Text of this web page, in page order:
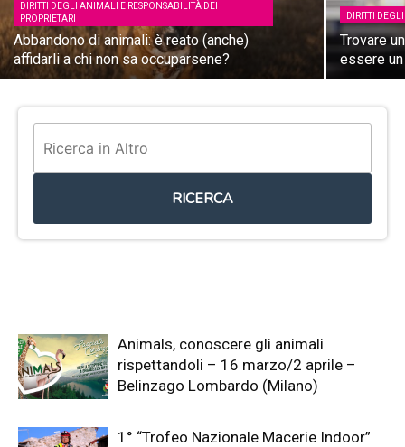
DIRITTI DEGLI ANIMALI E RESPONSABILITÀ DEI
PROPRIETARI
Abbandono di animali: è reato (anche)
affidarli a chi non sa occuparsene?
DIRITTI
Trovare
essere
RICERCA
Animals, conoscere gli animali
rispettandoli – 16 marzo/2 aprile –
Belinzago Lombardo (Milano)
1° “Trofeo Nazionale Macerie Indoor”